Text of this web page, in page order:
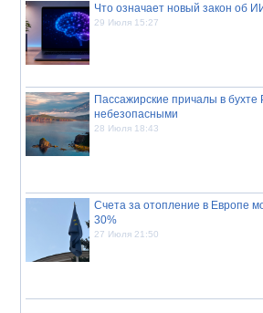
Что означает новый закон об
29 Июля 15:27
Пассажирские причалы в бухте
небезопасными
28 Июля 18:43
Счета за отопление в Европе
30%
27 Июля 21:50